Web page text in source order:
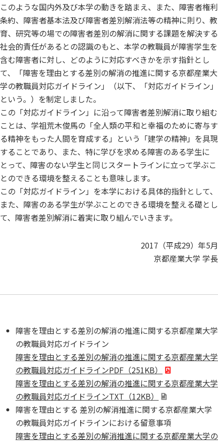
このような国内外及び本学の動きを踏まえ、また、障害者権利
条約、障害者基本法及び障害者差別解消法等の精神に則り、教
育、研究等の場での障害者差別の解消に関する課題を解決する
社会的責任があるとの認識のもと、本学の教職員が障害学生を
含む障害者に対し、どのように対応すべきかを示す指針とし
て、「障害を理由とする差別の解消の推進に関する京都産業大
学の教職員対応ガイドライン」（以下、「対応ガイドライン」
という。）を制定しました。
この「対応ガイドライン」に沿って障害者差別解消に取り組む
ことは、学祖荒木俊馬の「全人類の平和と幸福のために寄与す
る精神をもった人間を育成する」という「建学の精神」を具現
することであり、また、特に学びを求める障害のある学生に
とって、障害のない学生と同じスタートラインに立って学ぶこ
とのできる環境を整えることも意味します。
この「対応ガイドライン」を本学における具体的指針として、
また、障害のある学生が学ぶことのできる環境を整える礎とし
て、障害者差別解消に着実に取り組んでいきます。
2017（平成29）年5月
京都産業大学 学長
障害を理由とする差別の解消の推進に関する京都産業大学
の教職員対応ガイドライン
障害を理由とする差別の解消の推進に関する京都産業大学
の教職員対応ガイドラインPDF（251KB）
障害を理由とする差別の解消の推進に関する京都産業大学
の教職員対応ガイドラインTXT（12KB）
障害を理由とする 差別の解消推進に関する京都産業大学
の教職員対応ガイドラインにおける留意事項
障害を理由とする差別の解消推進に関する京都産業大学の